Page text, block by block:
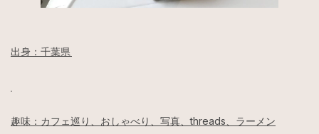
出身：千葉県
趣味：カフェ巡り、おしゃべり、写真、threads、ラーメン